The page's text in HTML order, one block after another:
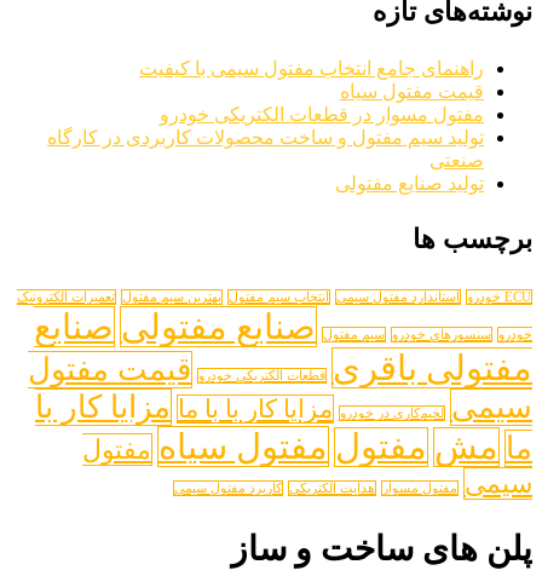
نوشته‌های تازه
راهنمای جامع انتخاب مفتول سیمی با کیفیت
قیمت مفتول سیاه
مفتول مسوار در قطعات الکتریکی خودرو
تولید سیم مفتول و ساخت محصولات کاربردی در کارگاه
صنعتی
تولید صنایع مفتولی
برچسب ها
ECU خودرو استاندارد مفتول سیمی انتخاب سیم مفتول بهترین سیم مفتول تعمیرات الکترونیک
خودرو سنسورهای خودرو سیم مفتول صنایع مفتولی صنایع
مفتولی باقری
قطعات الکتریکی خودرو
قیمت مفتول
سیمی
لحیم‌کاری در خودرو مزایا کار با با ما مزایا کار با
ما مش مفتول مفتول سیاه مفتول
سیمی
مفتول مسوار هدایت الکتریکی کاریرد مفتول سیمی
پلن های ساخت و ساز